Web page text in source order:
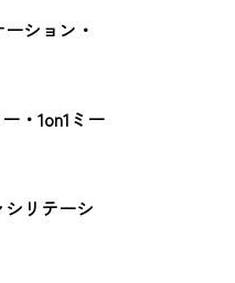
ション・
・1on1ミー
リテーシ